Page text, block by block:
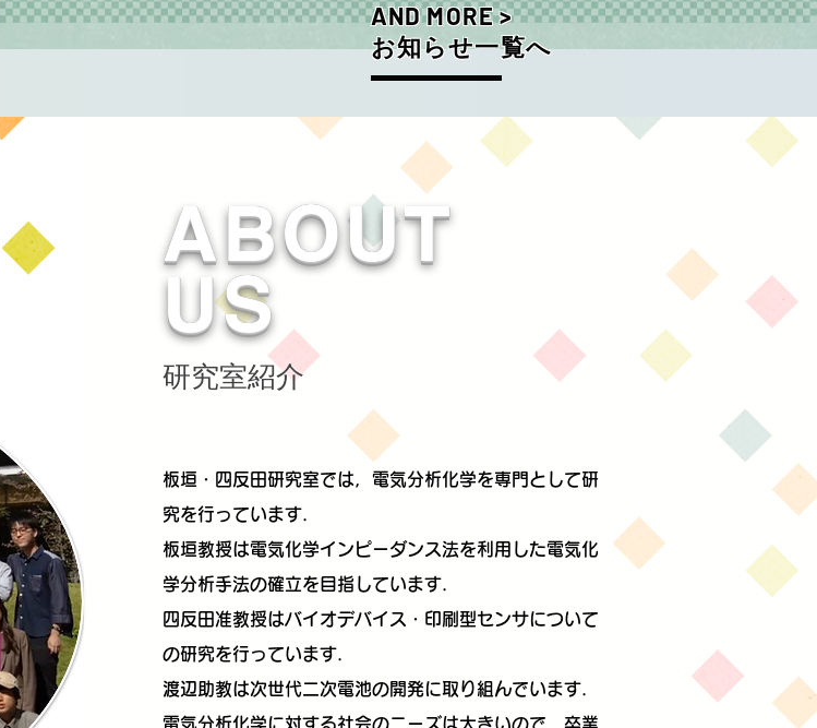
AND MORE >
​お知らせ一覧へ
ABOUT
US
研究室紹介
板垣・四反田研究室では，電気分析化学を専門として研
究を行っています．
板垣教授は電気化学インピーダンス法を利用した電気化
学分析手法の確立を目指しています．
四反田准教授はバイオデバイス・印刷型センサについて
の研究を行っています．
渡辺助教は次世代二次電池の開発に取り組んでいます．
電気分析化学に対する社会のニーズは大きいので，卒業